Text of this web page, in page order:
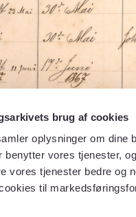
brug af cookies
oplysninger om
benytter vores tjenester,
vores tjenester bedre og
til